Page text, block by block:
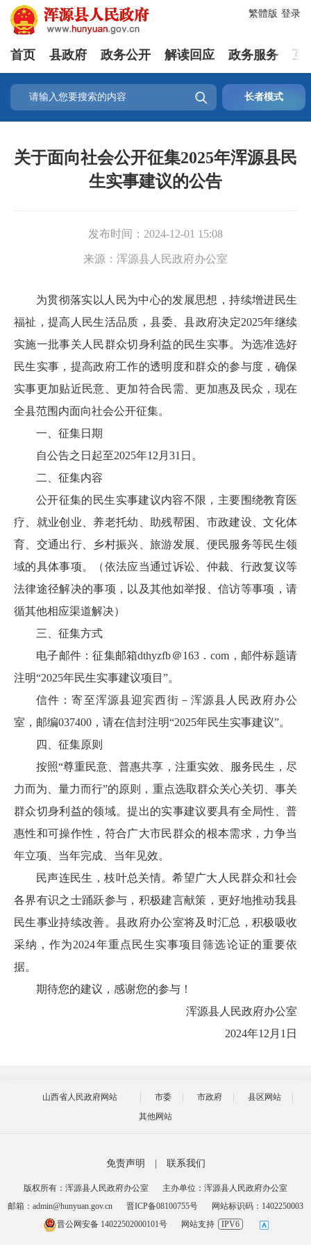
登录
繁體版
首页 县政府 政务公开 解读回应 政务服务 互
 长者模式
关于面向社会公开征集2025年浑源县民
生实事建议的公告
发布时间： 2024-12-01 15:08
来源： 浑源县人民政府办公室
为贯彻落实以人民为中心的发展思想，持续增进民生
福祉，提高人民生活品质，县委、县政府决定2025年继续
实施一批事关人民群众切身利益的民生实事。为选准选好
民生实事，提高政府工作的透明度和群众的参与度，确保
实事更加贴近民意、更加符合民需、更加惠及民众，现在
全县范围内面向社会公开征集。
一、征集日期
自公告之日起至2025年12月31日。
二、征集内容
公开征集的民生实事建议内容不限，主要围绕教育医
疗、就业创业、养老托幼、助残帮困、市政建设、文化体
育、交通出行、乡村振兴、旅游发展、便民服务等民生领
域的具体事项。（依法应当通过诉讼、仲裁、行政复议等
法律途径解决的事项，以及其他如举报、信访等事项，请
循其他相应渠道解决）
三、征集方式
电子邮件：征集邮箱dthyzfb＠163．com，邮件标题请
注明“2025年民生实事建议项目”。
信件：寄至浑源县迎宾西街－浑源县人民政府办公
室，邮编037400，请在信封注明“2025年民生实事建议”。
四、征集原则
按照“尊重民意、普惠共享，注重实效、服务民生，尽
力而为、量力而行”的原则，重点选取群众关心关切、事关
群众切身利益的领域。提出的实事建议要具有全局性、普
惠性和可操作性，符合广大市民群众的根本需求，力争当
年立项、当年完成、当年见效。
民声连民生，枝叶总关情。希望广大人民群众和社会
各界有识之士踊跃参与，积极建言献策，更好地推动我县
民生事业持续改善。县政府办公室将及时汇总，积极吸收
采纳，作为2024年重点民生实事项目筛选论证的重要依
据。
期待您的建议，感谢您的参与！
浑源县人民政府办公室
2024年12月1日
山西省人民政府网站 市委 市政府
县区网站
其他网站
免责声明 联系我们
版权所有：浑源县人民政府办公室
主办单位：浑源县人民政府办公室
邮箱：admin@hunyuan.gov.cn
晋ICP备08100755号
网站标识码：1402250003
晋公网安备 14022502000101号
网站支持 IPV6